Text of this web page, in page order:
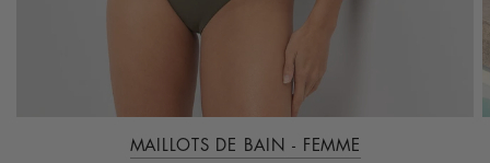
MAILLOTS DE BAIN - FEMME